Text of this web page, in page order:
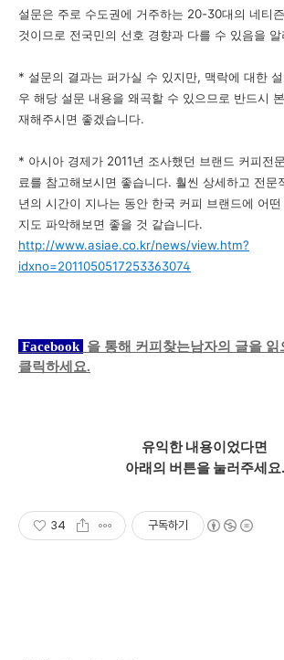
설문은 주로 수도권에 거주하는 20-30대의 네티
것이므로 전국민의 선호 경향과 다를 수 있음을
* 설문의 결과는 퍼가실 수 있지만, 맥락에 대한
우 해당 설문 내용을 왜곡할 수 있으므로 반드시
재해주시면 좋겠습니다.
* 아시아 경제가 2011년 조사했던 브랜드 커피전
료를 참고해보시면 좋습니다. 훨씬 상세하고 전문
년의 시간이 지나는 동안 한국 커피 브랜드에 어
지도 파악해보면 좋을 것 같습니다.
http://www.asiae.co.kr/news/view.htm?
idxno=2011050517253363074
Facebook 을 통해 커피찾는남자의 글을 읽
클릭하세요.
유익한 내용이었다면
아래의 버튼을 눌러주세요.
34 구독하기